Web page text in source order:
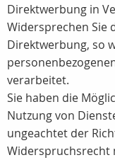
Direktwerbung in
Widersprechen Sie
Direktwerbung, so
verarbeitet.
Sie haben die
Nutzung von
ungeachtet der